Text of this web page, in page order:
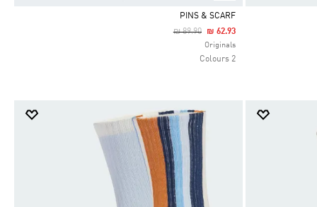
Selected
PINS & SCARF
Price Reduced From
₪ 89.90To₪ 62.93
Originals
2 Colours